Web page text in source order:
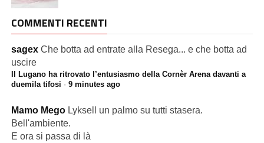
COMMENTI RECENTI
sagex Che botta ad entrate alla Resega... e che botta ad
uscire
Il Lugano ha ritrovato l’entusiasmo della Cornèr Arena davanti a
duemila tifosi · 9 minutes ago
Mamo Mego Lyksell un palmo su tutti stasera.
Bell'ambiente.
E ora si passa di là